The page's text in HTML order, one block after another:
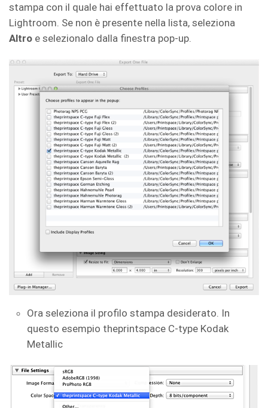
stampa con il quale hai effettuato la prova colore in
Lightroom. Se non è presente nella lista, seleziona
Altro e selezionalo dalla finestra pop-up.
Ora seleziona il profilo stampa desiderato. In
questo esempio theprintspace C-type Kodak
Metallic